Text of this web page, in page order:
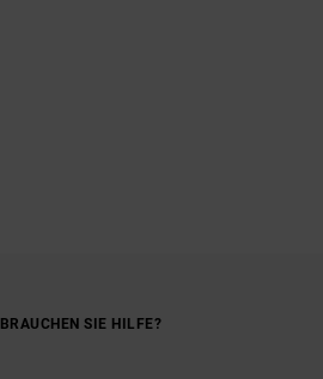
BRAUCHEN SIE HILFE?